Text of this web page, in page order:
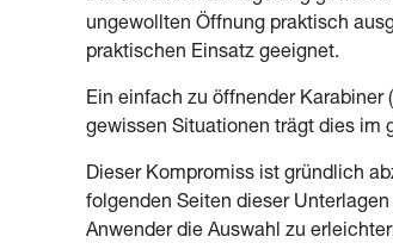
ungewollten Öffnung praktisch
praktischen Einsatz geeignet.
Ein einfach zu öffnender Karabiner
gewissen Situationen trägt dies im
Dieser Kompromiss ist gründlich
folgenden Seiten dieser
Anwender die Auswahl zu